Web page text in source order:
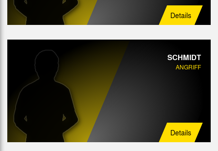
Details
SCHMIDT
ANGRIFF
Details